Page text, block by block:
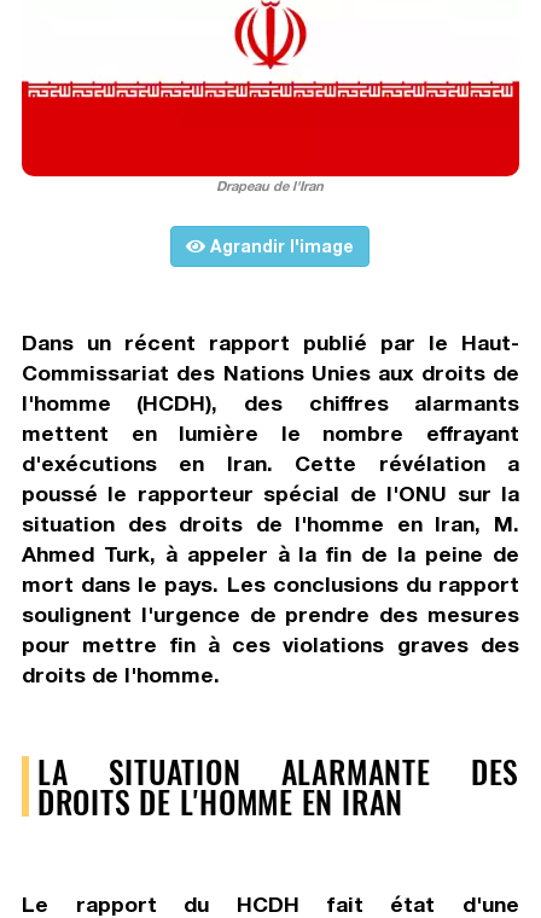
Drapeau de l'Iran
Agrandir l'image
Dans un récent rapport publié par le Haut-
Commissariat des Nations Unies aux droits de
l'homme (HCDH), des chiffres alarmants
mettent en lumière le nombre effrayant
d'exécutions en Iran. Cette révélation a
poussé le rapporteur spécial de l'ONU sur la
situation des droits de l'homme en Iran, M.
Ahmed Turk, à appeler à la fin de la peine de
mort dans le pays. Les conclusions du rapport
soulignent l'urgence de prendre des mesures
pour mettre fin à ces violations graves des
droits de l'homme.
LA SITUATION ALARMANTE DES
DROITS DE L'HOMME EN IRAN
Le rapport du HCDH fait état d'une